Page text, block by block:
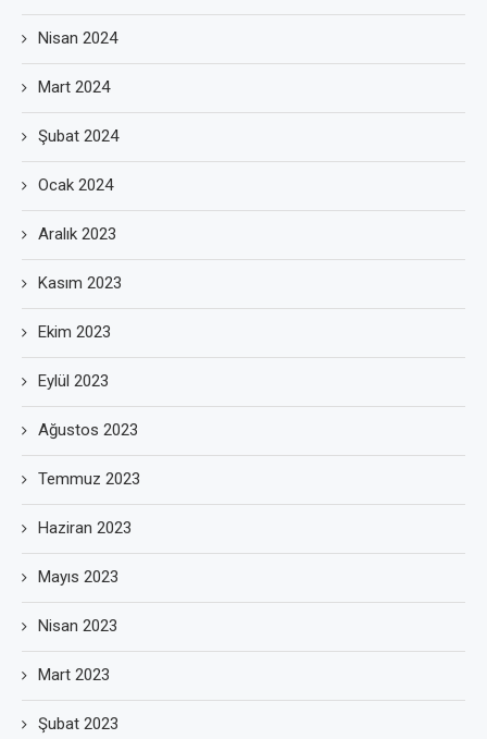
Nisan 2024
Mart 2024
Şubat 2024
Ocak 2024
Aralık 2023
Kasım 2023
Ekim 2023
Eylül 2023
Ağustos 2023
Temmuz 2023
Haziran 2023
Mayıs 2023
Nisan 2023
Mart 2023
Şubat 2023